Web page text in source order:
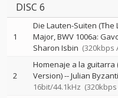
DISC 6
1
Die Lauten-Suiten (The
Major, BWV 1006a:
Sharon Isbin (320kbps
2
Homenaje a la guitarra
Version)--Julian
16bit/44.1kHz (320kbps